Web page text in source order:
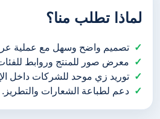
لماذا تطلب منا؟
تصميم واضح وسهل مع عملية
معرض صور للمنتج وروابط
توريد زي موحد للشركات داخل
دعم لطباعة الشعارات والتطريز.